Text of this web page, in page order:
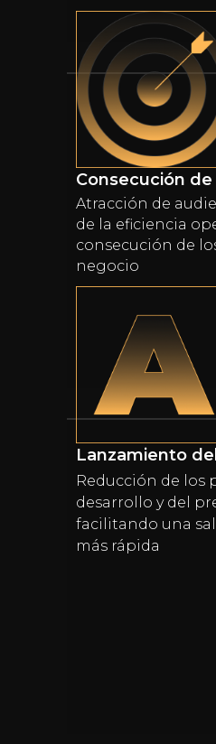
Consecución
Atracción de
de la eficiencia
consecución de
negocio
Lanzamiento
Reducción de los
desarrollo y del
facilitando una
más rápida